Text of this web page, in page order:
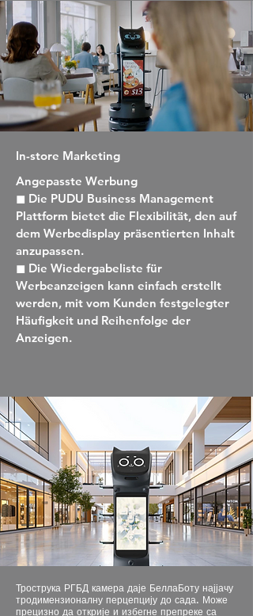
In-store Marketing
Angepasste Werbung
◼ Die PUDU Business Management
Plattform bietet die Flexibilität, den auf
dem Werbedisplay präsentierten Inhalt
anzupassen.
◼ Die Wiedergabeliste für
Werbeanzeigen kann einfach erstellt
werden, mit vom Kunden festgelegter
Häufigkeit und Reihenfolge der
Anzeigen.
Трострука РГБД камера даје БеллаБоту најјачу
тродимензионалну перцепцију до сада. Може
прецизно да открије и избегне препреке са